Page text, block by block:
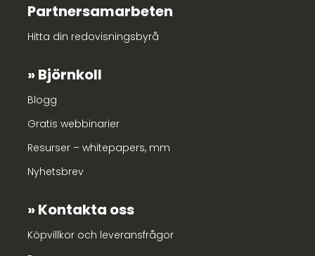
Partnersamarbeten
Hitta din redovisningsbyrå
Björnkoll
Blogg
Gratis webbinarier
Resurser – whitepapers, mm
Nyhetsbrev
Kontakta oss
Köpvillkor och leveransfrågor